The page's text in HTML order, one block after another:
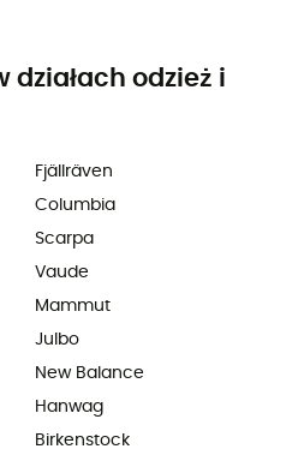
działach odzież i
Fjällräven
Columbia
Scarpa
Vaude
Mammut
Julbo
New Balance
Hanwag
Birkenstock